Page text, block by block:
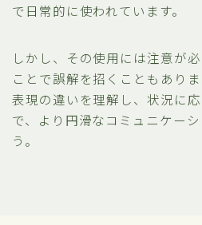
で日常的に使われています。
しかし、その使用には注意が
ことで誤解を招くこともあり
表現の違いを理解し、状況に
で、より円滑なコミュニケー
う。